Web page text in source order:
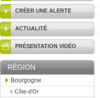
CRÉER UNE ALERTE
ACTUALITÉ
PRÉSENTATION VIDÉO
RÉGION
Bourgogne
Côte-d'Or